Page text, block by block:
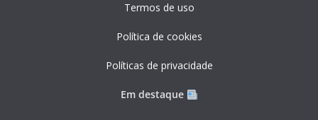
Termos de uso
Política de cookies
Políticas de privacidade
Em destaque